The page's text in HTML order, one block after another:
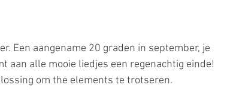
Een aangename 20 graden in september, je
aan alle mooie liedjes een regenachtig einde!
om the elements te trotseren.